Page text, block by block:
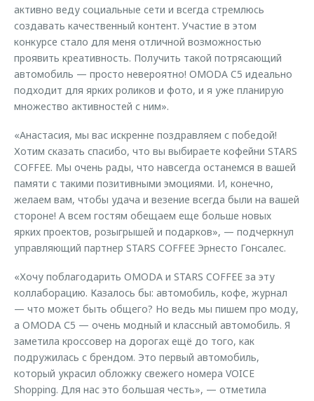
активно веду социальные сети и всегда стремлюсь
создавать качественный контент. Участие в этом
конкурсе стало для меня отличной возможностью
проявить креативность. Получить такой потрясающий
автомобиль — просто невероятно! OMODA C5 идеально
подходит для ярких роликов и фото, и я уже планирую
множество активностей с ним».
«Анастасия, мы вас искренне поздравляем с победой!
Хотим сказать спасибо, что вы выбираете кофейни STARS
COFFEE. Мы очень рады, что навсегда останемся в вашей
памяти с такими позитивными эмоциями. И, конечно,
желаем вам, чтобы удача и везение всегда были на вашей
стороне! А всем гостям обещаем еще больше новых
ярких проектов, розыгрышей и подарков», — подчеркнул
управляющий партнер STARS COFFEE Эрнесто Гонсалес.
«Хочу поблагодарить OMODA и STARS COFFEE за эту
коллаборацию. Казалось бы: автомобиль, кофе, журнал
— что может быть общего? Но ведь мы пишем про моду,
а OMODA С5 — очень модный и классный автомобиль. Я
заметила кроссовер на дорогах ещё до того, как
подружилась с брендом. Это первый автомобиль,
который украсил обложку свежего номера VOICE
Shopping. Для нас это большая честь», — отметила